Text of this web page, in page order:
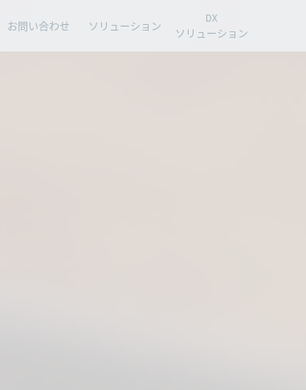
お問い合わせ ソリューション
DX
ソリューション